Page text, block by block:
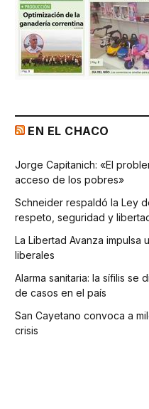
EN EL CHACO
Jorge Capitanich: «El
acceso de los pobres»
Schneider respaldó la Ley
respeto, seguridad y
La Libertad Avanza impulsa
liberales
Alarma sanitaria: la sífilis se
de casos en el país
San Cayetano convoca a
crisis